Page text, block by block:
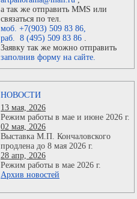
а так же отправить MMS или
связаться по тел.
моб. +7(903) 509 83 86,
раб. 8 (495) 509 83 86 .
Заявку так же можно отправить
заполнив форму на сайте.
НОВОСТИ
13 мая, 2026
Режим работы в мае и июне 2026 г.
02 мая, 2026
Выставка М.П. Кончаловского
продлена до 8 мая 2026 г.
28 апр, 2026
Режим работы в мае 2026 г.
Архив новостей